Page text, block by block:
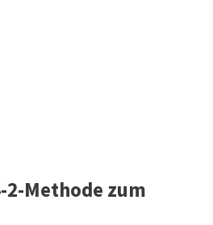
2-Methode zum